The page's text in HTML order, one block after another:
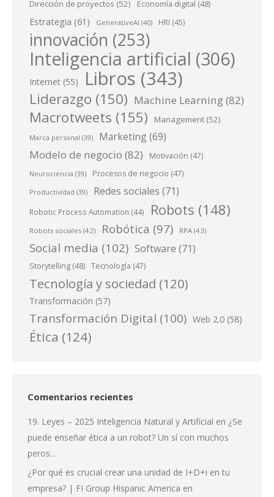
Dirección de proyectos (52) Economía digital (48)
Estrategia (61) GenerativeAI (40) HRI (45)
innovación (253)
Inteligencia artificial (306)
Internet (55) Libros (343)
Liderazgo (150) Machine Learning(82)
Macrotweets (155) Management (52)
Marca personal (39) Marketing (69)
Modelo de negocio (82) Motivación (47)
Neurociencia (39) Procesos de negocio (47)
Productividad (39) Redes sociales (71)
Robotic Process Automation (44) Robots (148)
Robots sociales (42) Robótica (97) RPA (43)
Social media (102) Software (71)
Storytelling (48) Tecnología (47)
Tecnología y sociedad (120)
Transformación (57)
Transformación Digital (100) Web 2.0 (58)
Ética (124)
Comentarios recientes
19. Leyes – 2025 Inteligencia Natural y Artificial en ¿Se
puede enseñar ética a un robot? Un sí con muchos
peros…
¿Por qué es crucial crear una unidad de I+D+i en tu
empresa? | FI Group Hispanic America en